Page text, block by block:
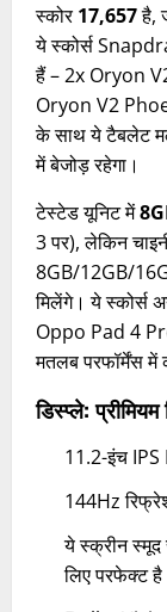
स्कोर17,657है,
ये स्कोर्स
हैं – 2x Oryon
Oryon V2
के साथ ये टैबलेट
में बेजोड़ रहेगा।
टेस्टेड यूनिट में
3 पर), लेकिन
8GB/12GB/
मिलेंगे। ये
Oppo Pad 4
मतलब परफॉर्मेंस में
डिस्प्ले:
11.2-इंच IPS
144Hz
ये स्क्रीन स्मूद
लिए परफेक्ट